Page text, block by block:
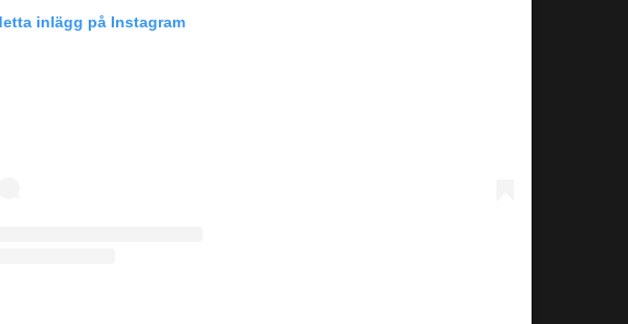
inlägg på Instagram